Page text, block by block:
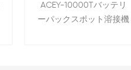
端子ニッケルストリ
ACEY-10000Tバッテリ
ーパックスポット溶接機